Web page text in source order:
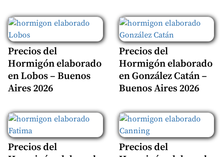
Precios del
Hormigón elaborado
en Lobos – Buenos
Aires 2026
Precios del
Hormigón elaborado
en González Catán –
Buenos Aires 2026
Precios del
Precios del